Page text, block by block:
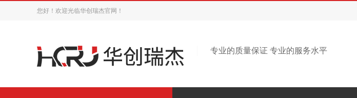
您好！欢迎光临华创瑞杰官网！
专业的质量保证 专业的服务水平